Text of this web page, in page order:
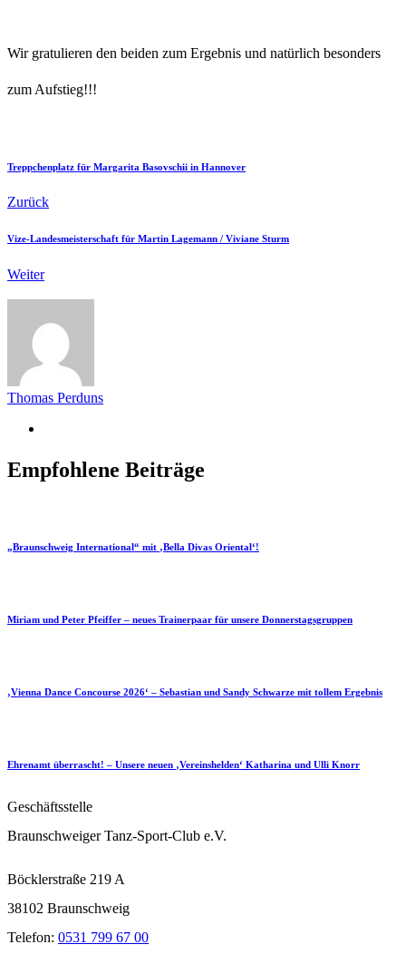
Wir gratulieren den beiden zum Ergebnis und natürlich besonders
zum Aufstieg!!!
Treppchenplatz für Margarita Basovschii in Hannover
Zurück
Vize-Landesmeisterschaft für Martin Lagemann / Viviane Sturm
Weiter
Thomas Perduns
Empfohlene Beiträge
„Braunschweig International“ mit ‚Bella Divas Oriental‘!
Miriam und Peter Pfeiffer – neues Trainerpaar für unsere Donnerstagsgruppen
‚Vienna Dance Concourse 2026‘ – Sebastian und Sandy Schwarze mit tollem Ergebnis
Ehrenamt überrascht! – Unsere neuen ‚Vereinshelden‘ Katharina und Ulli Knorr
Geschäftsstelle
Braunschweiger Tanz-Sport-Club e.V.
Böcklerstraße 219 A
38102 Braunschweig
Telefon: 0531 799 67 00